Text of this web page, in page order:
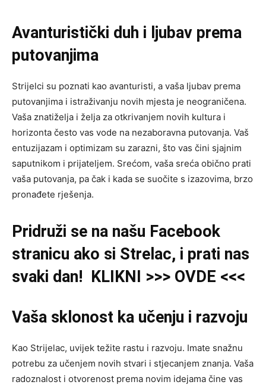
Avanturistički duh i ljubav prema
putovanjima
Strijelci su poznati kao avanturisti, a vaša ljubav prema
putovanjima i istraživanju novih mjesta je neograničena.
Vaša znatiželja i želja za otkrivanjem novih kultura i
horizonta često vas vode na nezaboravna putovanja. Vaš
entuzijazam i optimizam su zarazni, što vas čini sjajnim
saputnikom i prijateljem. Srećom, vaša sreća obično prati
vaša putovanja, pa čak i kada se suočite s izazovima, brzo
pronađete rješenja.
Pridruži se na našu Facebook
stranicu ako si Strelac, i prati nas
svaki dan! KLIKNI >>> OVDE <<<
Vaša sklonost ka učenju i razvoju
Kao Strijelac, uvijek težite rastu i razvoju. Imate snažnu
potrebu za učenjem novih stvari i stjecanjem znanja. Vaša
radoznalost i otvorenost prema novim idejama čine vas